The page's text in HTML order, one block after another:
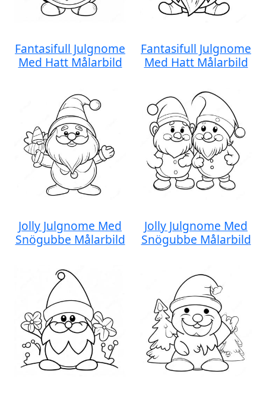
Fantasifull Julgnome
Med Hatt Målarbild
Fantasifull Julgnome
Med Hatt Målarbild
Jolly Julgnome Med
Snögubbe Målarbild
Jolly Julgnome Med
Snögubbe Målarbild